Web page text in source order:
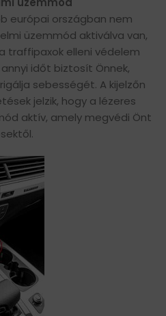
európai országban nem
üzemmód aktiválva van,
traffipaxok elleni védelem
időt biztosít Önnek,
sebességét. A kijelzőn
jelzik, hogy a lézeres
aktív, amely megvédi Önt